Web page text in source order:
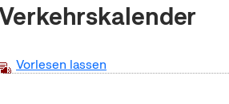
Vorlesen lassen